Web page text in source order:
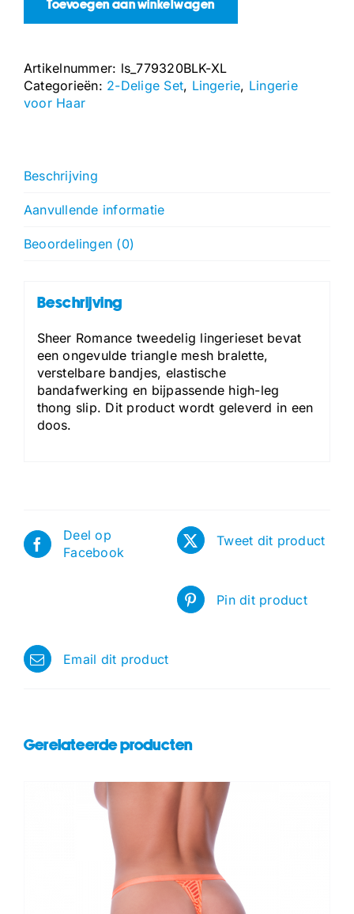
XL
-
Zwart
Toevoegen aan winkelwagen
Artikelnummer: ls_779320BLK-XL
Categorieën: 2-Delige Set, Lingerie, Lingerie
voor Haar
Beschrijving
Aanvullende informatie
Beoordelingen (0)
Beschrijving
Sheer Romance tweedelig lingerieset bevat
een ongevulde triangle mesh bralette,
verstelbare bandjes, elastische
bandafwerking en bijpassende high-leg
thong slip. Dit product wordt geleverd in een
doos.
Deel op
Facebook
Tweet dit product
Pin dit product
Email dit product
Gerelateerde producten